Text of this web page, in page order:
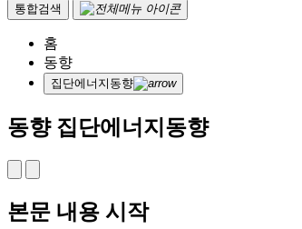
통합검색
홈
동향
집단에너지동향
동향 집단에너지동향
본문 내용 시작